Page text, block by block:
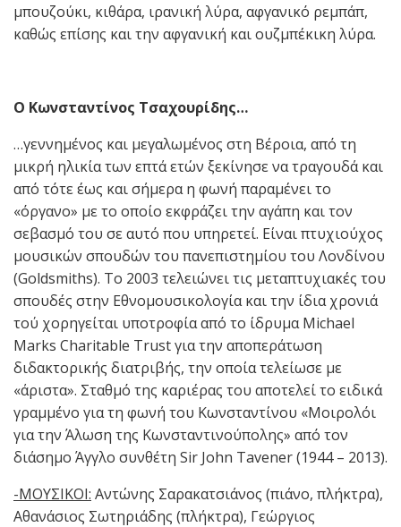
μπουζούκι, κιθάρα, ιρανική λύρα, αφγανικό ρεμπάπ,
καθώς επίσης και την αφγανική και ουζμπέκικη λύρα.
Ο Κωνσταντίνος Τσαχουρίδης…
…γεννημένος και μεγαλωμένος στη Βέροια, από τη
μικρή ηλικία των επτά ετών ξεκίνησε να τραγουδά και
από τότε έως και σήμερα η φωνή παραμένει το
«όργανο» με το οποίο εκφράζει την αγάπη και τον
σεβασμό του σε αυτό που υπηρετεί. Είναι πτυχιούχος
μουσικών σπουδών του πανεπιστημίου του Λονδίνου
(Goldsmiths). Το 2003 τελειώνει τις μεταπτυχιακές του
σπουδές στην Εθνομουσικολογία και την ίδια χρονιά
τού χορηγείται υποτροφία από το ίδρυμα Michael
Marks Charitable Trust για την αποπεράτωση
διδακτορικής διατριβής, την οποία τελείωσε με
«άριστα». Σταθμό της καριέρας του αποτελεί το ειδικά
γραμμένο για τη φωνή του Κωνσταντίνου «Μοιρολόι
για την Άλωση της Κωνσταντινούπολης» από τον
διάσημο Άγγλο συνθέτη Sir John Tavener (1944 – 2013).
-ΜΟΥΣΙΚΟΙ: Αντώνης Σαρακατσιάνος (πιάνο, πλήκτρα),
Αθανάσιος Σωτηριάδης (πλήκτρα), Γεώργιος